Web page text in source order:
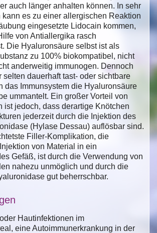
auch länger anhalten können. In sehr
es zu einer allergischen Reaktion
eingesetzte Lidocain kommen,
von Antiallergika rasch
Die Hyaluronsäure selbst ist als
zu 100% biokompatibel, nicht
anderweitig immunogen. Dennoch
selten dauerhaft tast- oder sichtbare
das Immunsystem die Hyaluronsäure
ummantelt. Ein großer Vorteil von
ist jedoch, dass derartige Knötchen
jederzeit durch die Injektion des
(Hylase Dessau) auflösbar sind.
Filler-Komplikation, die
von Material in ein
Gefäß, ist durch die Verwendung von
nahezu unmöglich und durch die
gut beherrschbar.
Hautinfektionen im
eine Autoimmunerkrankung in der